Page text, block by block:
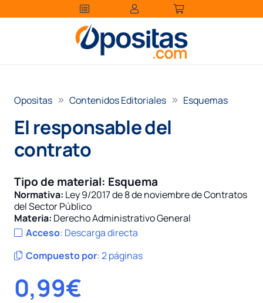
Opositas Contenidos Editoriales Esquemas
El responsable del
contrato
Tipo de material: Esquema
Normativa: Ley 9/2017 de 8 de noviembre de Contratos
del Sector Público
Materia: Derecho Administrativo General
Acceso: Descarga directa
Compuesto por:2 páginas
0,99€